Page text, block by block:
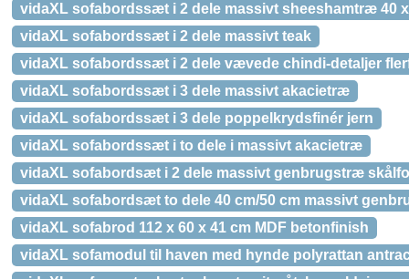
vidaXL sofabordssæt i 2 dele massivt sheeshamtræ 40 x
vidaXL sofabordssæt i 2 dele massivt teak
vidaXL sofabordssæt i 2 dele vævede chindi-detaljer
vidaXL sofabordssæt i 3 dele massivt akacietræ
vidaXL sofabordssæt i 3 dele poppelkrydsfinér jern
vidaXL sofabordssæt i to dele i massivt akacietræ
vidaXL sofabordsæt i 2 dele massivt genbrugstræ
vidaXL sofabordsæt to dele 40 cm/50 cm massivt
vidaXL sofabrod 112 x 60 x 41 cm MDF betonfinish
vidaXL sofamodul til haven med hynde polyrattan